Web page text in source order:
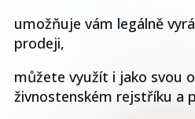
umožňuje vám legálně
prodeji,
můžete využít i jako svou
živnostenském rejstříku a